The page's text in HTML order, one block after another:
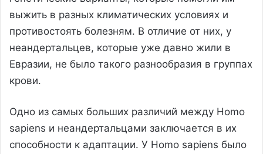
выжить в разных климатических условиях и
противостоять болезням. В отличие от них, у
неандертальцев, которые уже давно жили в
Евразии, не было такого разнообразия в группах
крови.
Одно из самых больших различий между Homo
sapiens и неандертальцами заключается в их
способности к адаптации. У Homo sapiens было